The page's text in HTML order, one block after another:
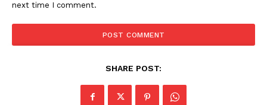
next time I comment.
SHARE POST: